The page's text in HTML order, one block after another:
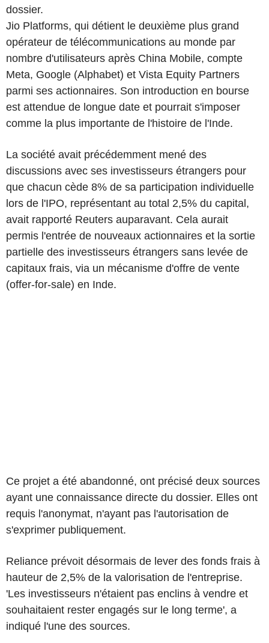
dossier.
Jio Platforms, qui détient le deuxième plus grand
opérateur de télécommunications au monde par
nombre d'utilisateurs après China Mobile, compte
Meta, Google (Alphabet) et Vista Equity Partners
parmi ses actionnaires. Son introduction en bourse
est attendue de longue date et pourrait s'imposer
comme la plus importante de l'histoire de l'Inde.
La société avait précédemment mené des
discussions avec ses investisseurs étrangers pour
que chacun cède 8% de sa participation individuelle
lors de l'IPO, représentant au total 2,5% du capital,
avait rapporté Reuters auparavant. Cela aurait
permis l'entrée de nouveaux actionnaires et la sortie
partielle des investisseurs étrangers sans levée de
capitaux frais, via un mécanisme d'offre de vente
(offer-for-sale) en Inde.
Ce projet a été abandonné, ont précisé deux sources
ayant une connaissance directe du dossier. Elles ont
requis l'anonymat, n'ayant pas l'autorisation de
s'exprimer publiquement.
Reliance prévoit désormais de lever des fonds frais à
hauteur de 2,5% de la valorisation de l'entreprise.
'Les investisseurs n'étaient pas enclins à vendre et
souhaitaient rester engagés sur le long terme', a
indiqué l'une des sources.